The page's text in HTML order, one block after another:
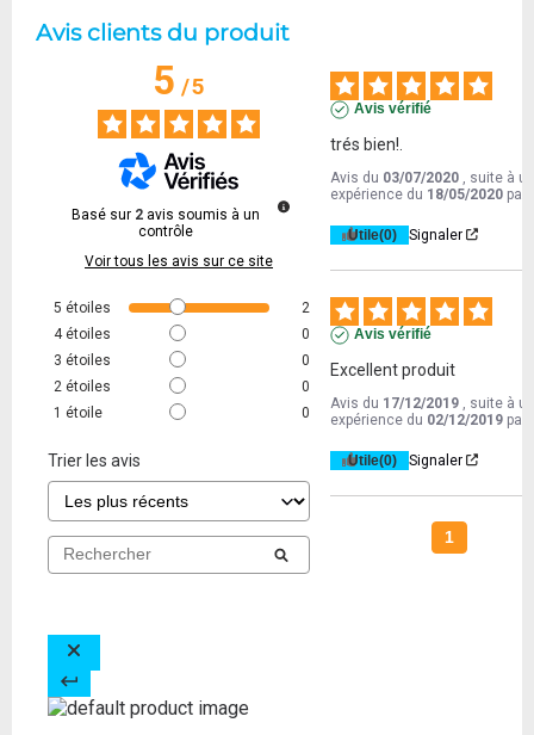
Avis clients du produit
5/5
Basé sur 2 avis soumis à un
contrôle
Voir tous les avis sur ce site
5 étoiles
2
4 étoiles
0
3 étoiles
0
2 étoiles
0
1 étoile 0
Trier les avis
Avis vérifié
trés bien!.
Avis du 03/07/2020
, suite à
expérience du 18/05/2020 par
Utile(0) Signaler
Avis vérifié
Excellent produit
Avis du 17/12/2019
, suite à
expérience du 02/12/2019 par
Utile(0) Signaler
1